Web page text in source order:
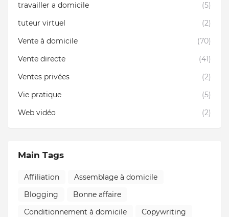
travailler a domicile
(5)
tuteur virtuel
(2)
Vente à domicile
(70)
Vente directe
(41)
Ventes privées
(2)
Vie pratique
(5)
Web vidéo
(2)
Main Tags
Affiliation
Assemblage à domicile
Blogging
Bonne affaire
Conditionnement à domicile
Copywriting